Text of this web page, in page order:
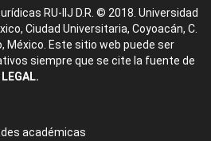
RU-IIJ D.R. © 2018. Universidad
Ciudad Universitaria, Coyoacán, C.
México. Este sitio web puede ser
siempre que se cite la fuente de
académicas